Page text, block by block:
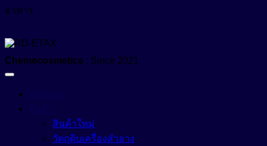
อาหาร
Chemecosmetics : Since 2021
สินค้าใหม่
วัตถุดิบเครื่องสำอาง